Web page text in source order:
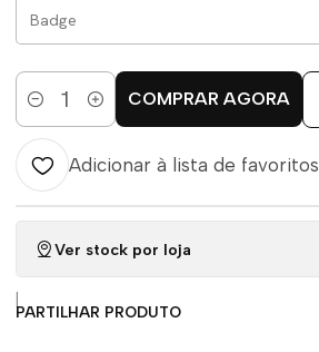
Quantidade
COMPRAR AGORA
Adicionar à lista de favoritos
Ver stock por loja
|
PARTILHAR PRODUTO